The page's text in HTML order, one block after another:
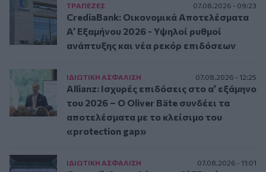
ΤΡAΠΕΖΕΣ 07.08.2026 - 09:23
CrediaBank: Οικονομικά Αποτελέσματα
A’ Εξαμήνου 2026 - Υψηλοί ρυθμοί
ανάπτυξης και νέα ρεκόρ επιδόσεων
ΙΔΙΩΤΙΚΗ ΑΣΦAΛΙΣΗ 07.08.2026 - 12:25
Allianz: Ισχυρές επιδόσεις στο α’ εξάμηνο
του 2026 – Ο Oliver Bäte συνδέει τα
αποτελέσματα με το κλείσιμο του
«protection gap»
ΙΔΙΩΤΙΚΗ ΑΣΦAΛΙΣΗ 07.08.2026 - 11:01